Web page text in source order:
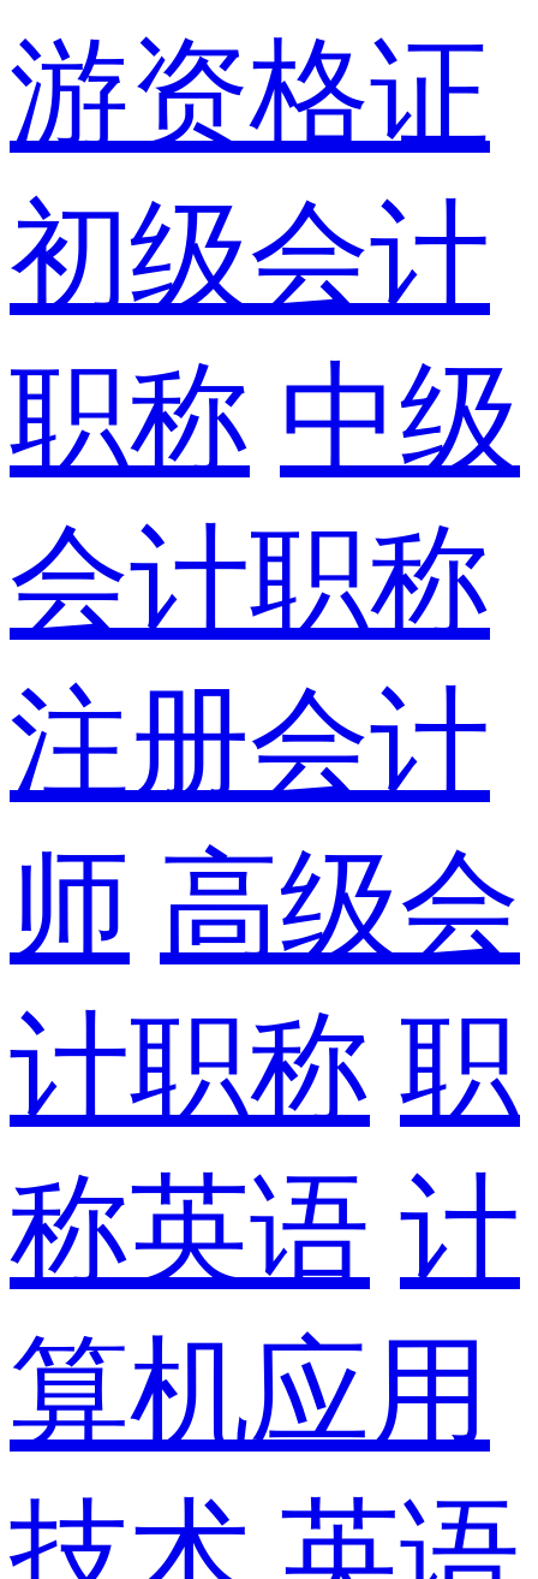
游资格证
初级会计
职称 中级
会计职称
注册会计
师 高级会
计职称 职
称英语 计
算机应用